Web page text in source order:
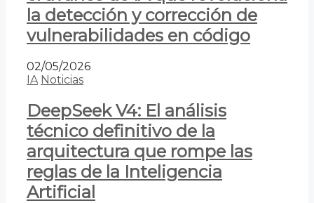
la detección y corrección de
vulnerabilidades en código
02/05/2026
IA Noticias
DeepSeek V4: El análisis
técnico definitivo de la
arquitectura que rompe las
reglas de la Inteligencia
Artificial